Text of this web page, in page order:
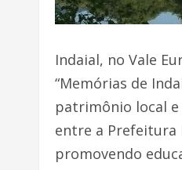
Indaial, no Vale
“Memórias de
patrimônio local e
entre a Prefeitura
promovendo